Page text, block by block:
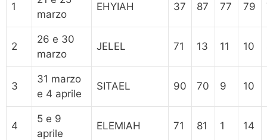
1
marzo
EHYIAH 37 87 77 79
2
26 e 30
marzo
JELEL 71 13 11 10
3
31 marzo
e 4 aprile
SITAEL 90 70 9 10
4
5 e 9
aprile
ELEMIAH 71 81 1 14